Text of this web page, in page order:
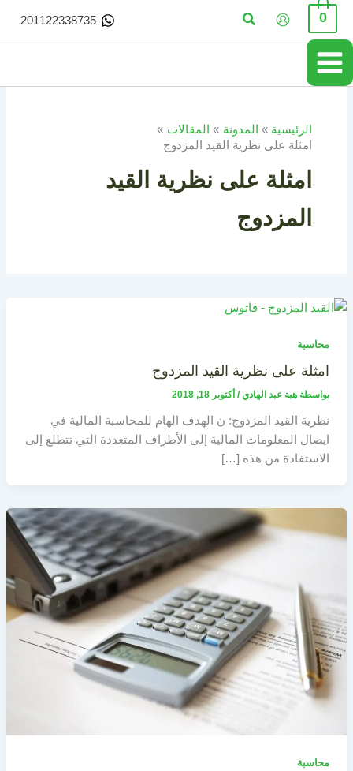
تخطي
المحتوى
0 البحث 201122338735
الرئيسية المدونة
المقالات
امثلة على نظرية القيد المزدوج
امثلة على نظرية القيد
المزدوج
محاسبة
امثلة على نظرية القيد المزدوج
بواسطة هبة عبد الهادي/ أكتوبر 18, 2018
نظرية القيد المزدوج: ن الهدف الهام للمحاسبة المالية في
ايصال المعلومات المالية إلى الأطراف المتعددة التي تتطلع إلى
الاستفادة من هذه […]
محاسبة